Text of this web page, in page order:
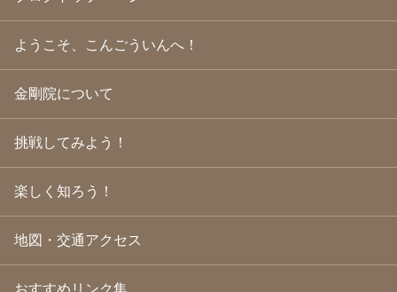
2009年11月
(20)
2009年10月(20)
2009年9月 (20)
2009年6月(22)
2009年5月(20)
2009年4月
(24)
2009年3月(21)
2009年2月(19)
2009年1月(25)
2008年10月
(31)
2008年9月(24)
2008年8月(24)
ようこそ、こんごういんへ！
金剛院について
挑戦してみよう！
楽しく知ろう！
地図・交通アクセス
おすすめリンク集